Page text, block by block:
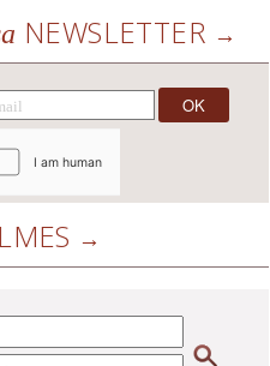
NEWSLETTER